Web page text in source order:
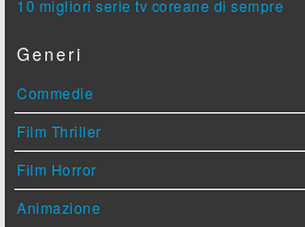
10 migliori serie tv coreane di sempre
Generi
Commedie
Film Thriller
Film Horror
Animazione